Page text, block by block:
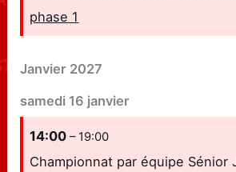
phase 1
Janvier 2027
samedi 16 janvier
14:00– 19:00
Championnat par équipe Sénior